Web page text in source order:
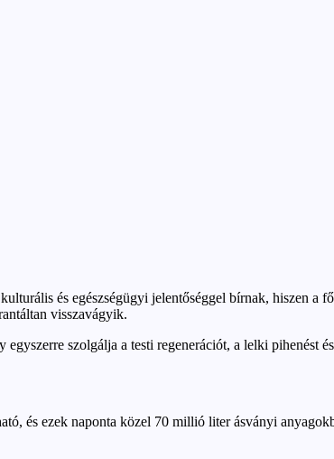
és egészségügyi jelentőséggel bírnak, hiszen a
visszavágyik.
szolgálja a testi regenerációt, a lelki pihenést
és ezek naponta közel 70 millió liter ásványi